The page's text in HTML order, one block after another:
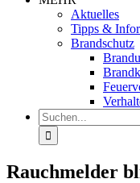
Aktuelles
Tipps &
Brandschutz
Suche
nach:
Rauchmelder